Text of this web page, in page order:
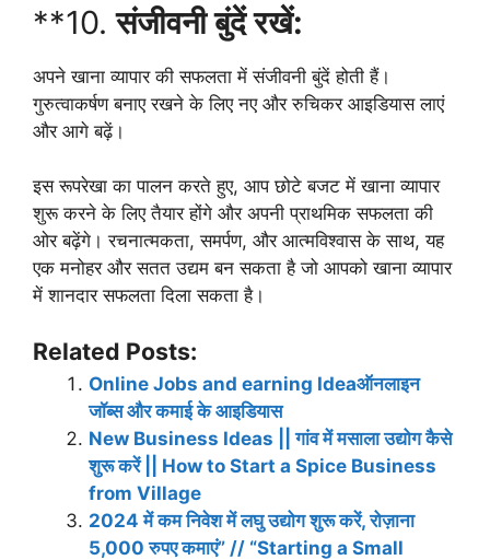
**10.संजीवनी बुंदें रखें:
अपने खाना व्यापार की सफलता में संजीवनी बुंदें होती हैं।
गुरुत्वाकर्षण बनाए रखने के लिए नए और रुचिकर आइडियास लाएं
और आगे बढ़ें।
इस रूपरेखा का पालन करते हुए, आप छोटे बजट में खाना व्यापार
शुरू करने के लिए तैयार होंगे और अपनी प्राथमिक सफलता की
ओर बढ़ेंगे। रचनात्मकता, समर्पण, और आत्मविश्वास के साथ, यह
एक मनोहर और सतत उद्यम बन सकता है जो आपको खाना व्यापार
में शानदार सफलता दिला सकता है।
Related Posts:
Online Jobs and earning Ideaऑनलाइन
जॉब्स और कमाई के आइडियास
New Business Ideas || गांव में मसाला उद्योग कैसे
शुरू करें || How to Start a Spice Business
from Village
2024 में कम निवेश में लघु उद्योग शुरू करें, रोज़ाना
5,000 रुपए कमाएं” // “Starting a Small